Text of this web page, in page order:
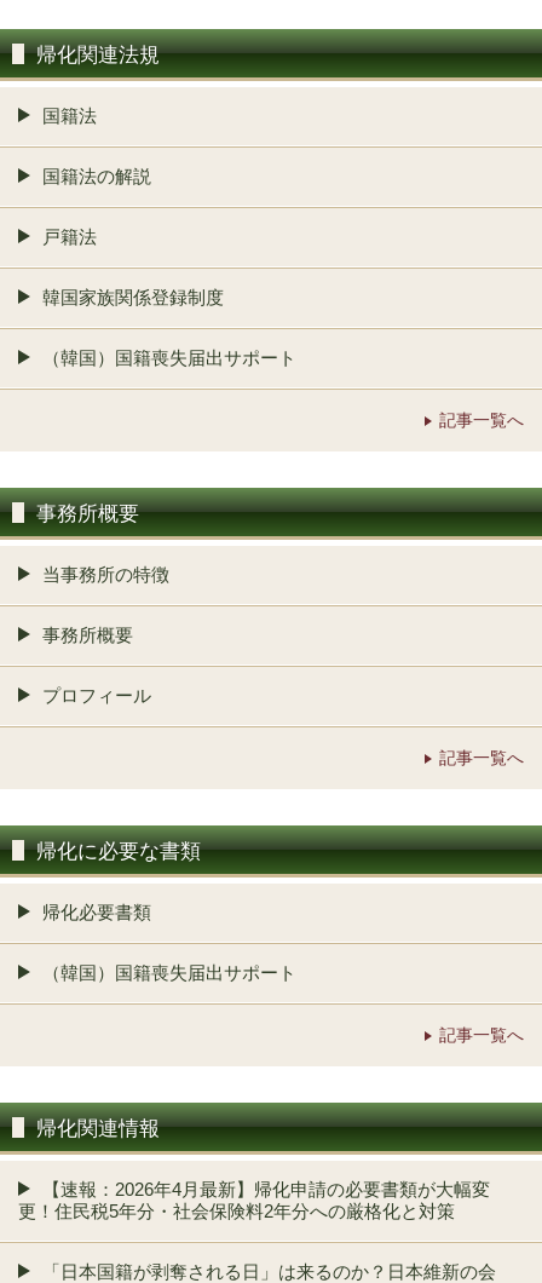
帰化関連法規
国籍法
国籍法の解説
戸籍法
韓国家族関係登録制度
（韓国）国籍喪失届出サポート
記事一覧へ
事務所概要
当事務所の特徴
事務所概要
プロフィール
記事一覧へ
帰化に必要な書類
帰化必要書類
（韓国）国籍喪失届出サポート
記事一覧へ
帰化関連情報
【速報：2026年4月最新】帰化申請の必要書類が大幅変
更！住民税5年分・社会保険料2年分への厳格化と対策
「日本国籍が剥奪される日」は来るのか？日本維新の会